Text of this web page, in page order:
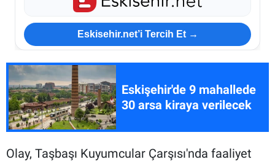
Eskisehir.net’i Tercih Et →
Eskişehir'de 9 mahallede
30 arsa kiraya verilecek
Olay, Taşbaşı Kuyumcular Çarşısı'nda faaliyet